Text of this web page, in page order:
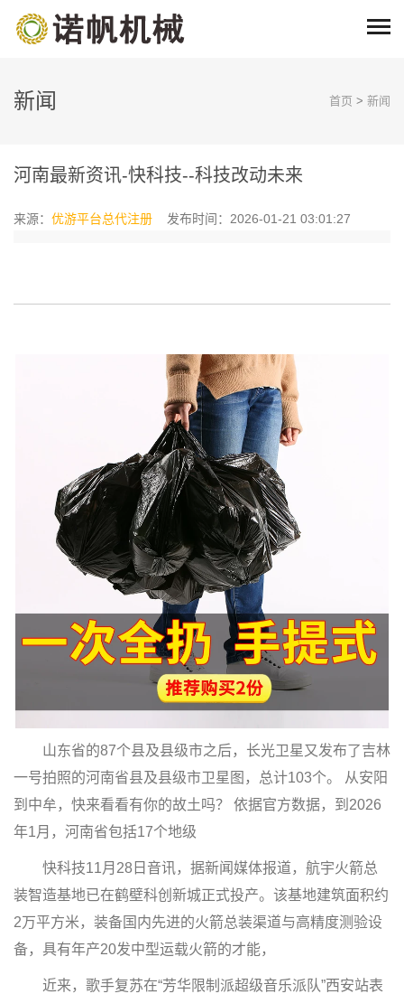
新闻 首页 > 新闻
河南最新资讯-快科技--科技改动未来
来源： 优游平台总代注册 发布时间：2026-01-21 03:01:27
山东省的87个县及县级市之后，长光卫星又发布了吉林
一号拍照的河南省县及县级市卫星图，总计103个。 从安阳
到中牟，快来看看有你的故土吗？ 依据官方数据，到2026
年1月，河南省包括17个地级
快科技11月28日音讯，据新闻媒体报道，航宇火箭总
装智造基地已在鹤壁科创新城正式投产。该基地建筑面积约
2万平方米，装备国内先进的火箭总装渠道与高精度测验设
备，具有年产20发中型运载火箭的才能，
近来，歌手复苏在“芳华限制派超级音乐派队”西安站表